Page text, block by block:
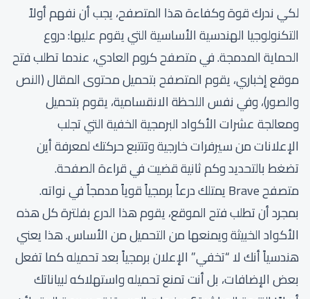
لكي ندرك قوة وكفاءة هذا المتصفح، يجب أن نفهم أولاً
التكنولوجيا الهندسية الأساسية التي يقوم عليها: دروع
الحماية المدمجة. في متصفح كروم العادي، عندما تطلب فتح
موقع إخباري، يقوم المتصفح بتحميل محتوى المقال (النص
والصور)، وفي نفس اللحظة الانقسامية، يقوم بتحميل
ومعالجة عشرات الأكواد البرمجية الخفية التي تجلب
الإعلانات من سيرفرات خارجية وتتتبع حركتك لمعرفة أين
تضغط بالتحديد وكم ثانية قضيت في قراءة الصفحة.
متصفح Brave يمتلك درعاً برمجياً قوياً مدمجاً في نواته.
بمجرد أن تطلب فتح الموقع، يقوم هذا الدرع بفلترة كل هذه
الأكواد الخبيثة ويمنعها من التحميل من الأساس. هذا يعني
هندسياً أنك لا “تخفي” الإعلان برمجياً بعد تحميله كما تفعل
بعض الإضافات، بل أنت تمنع تحميله واستهلاكه لبياناتك